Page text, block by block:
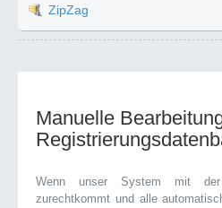
ZipZag
Manuelle
Wenn unser System mit
zurechtkommt und alle